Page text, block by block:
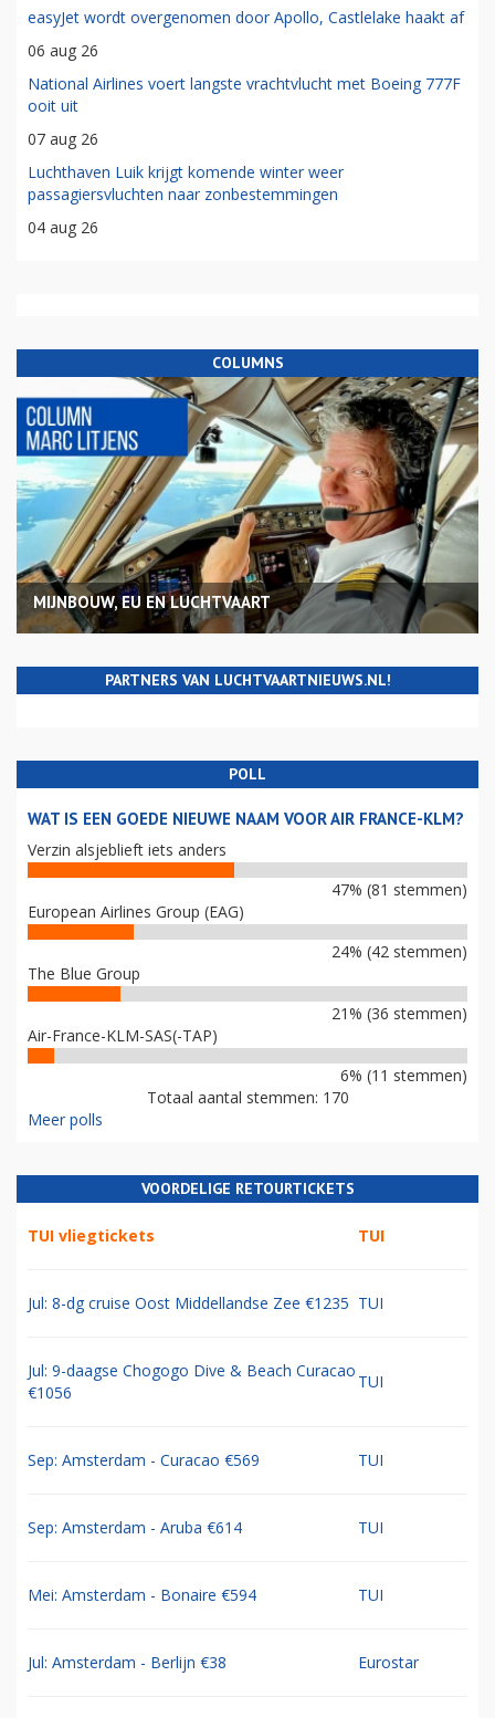
easyJet wordt overgenomen door Apollo, Castlelake haakt af
06 aug 26
National Airlines voert langste vrachtvlucht met Boeing 777F
ooit uit
07 aug 26
Luchthaven Luik krijgt komende winter weer
passagiersvluchten naar zonbestemmingen
04 aug 26
COLUMNS
MIJNBOUW, EU EN LUCHTVAART
PARTNERS VAN LUCHTVAARTNIEUWS.NL!
POLL
WAT IS EEN GOEDE NIEUWE NAAM VOOR AIR FRANCE-KLM?
Verzin alsjeblieft iets anders
47% (81 stemmen)
European Airlines Group (EAG)
24% (42 stemmen)
The Blue Group
21% (36 stemmen)
Air-France-KLM-SAS(-TAP)
6% (11 stemmen)
Totaal aantal stemmen: 170
Meer polls
VOORDELIGE RETOURTICKETS
TUI vliegtickets TUI
Jul: 8-dg cruise Oost Middellandse Zee €1235 TUI
Jul: 9-daagse Chogogo Dive & Beach Curacao
€1056
TUI
Sep: Amsterdam - Curacao €569 TUI
Sep: Amsterdam - Aruba €614 TUI
Mei: Amsterdam - Bonaire €594 TUI
Jul: Amsterdam - Berlijn €38 Eurostar